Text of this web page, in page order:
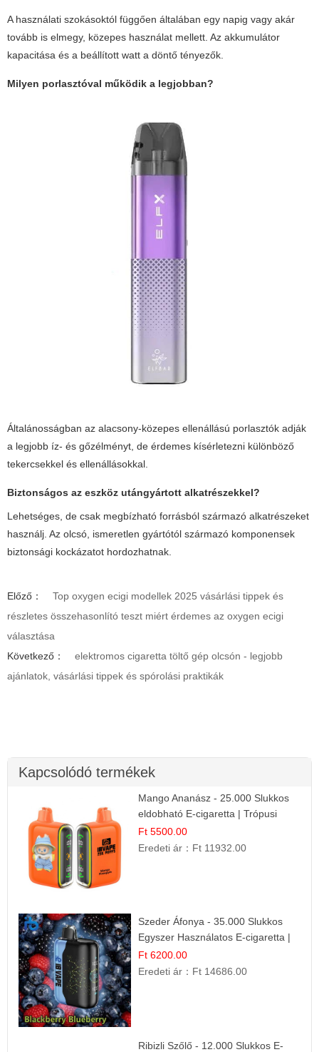
A használati szokásoktól függően általában egy napig vagy akár
tovább is elmegy, közepes használat mellett. Az akkumulátor
kapacitása és a beállított watt a döntő tényezők.
Milyen porlasztóval működik a legjobban?
Általánosságban az alacsony-közepes ellenállású porlasztók adják
a legjobb íz- és gőzélményt, de érdemes kísérletezni különböző
tekercsekkel és ellenállásokkal.
Biztonságos az eszköz utángyártott alkatrészekkel?
Lehetséges, de csak megbízható forrásból származó alkatrészeket
használj. Az olcsó, ismeretlen gyártótól származó komponensek
biztonsági kockázatot hordozhatnak.
Előző：
Top oxygen ecigi modellek 2025 vásárlási tippek és
részletes összehasonlító teszt miért érdemes az oxygen ecigi
választása
Következő：
elektromos cigaretta töltő gép olcsón - legjobb
ajánlatok, vásárlási tippek és spórolási praktikák
Kapcsolódó termékek
Mango Ananász - 25.000 Slukkos
eldobható E-cigaretta | Trópusi
Ízélmény
Ft 5500.00
Eredeti ár： Ft 11932.00
Szeder Áfonya - 35.000 Slukkos
Egyszer Használatos E-cigaretta |
Prémium Ízélmény
Ft 6200.00
Eredeti ár： Ft 14686.00
Ribizli Szőlő - 12.000 Slukkos E-